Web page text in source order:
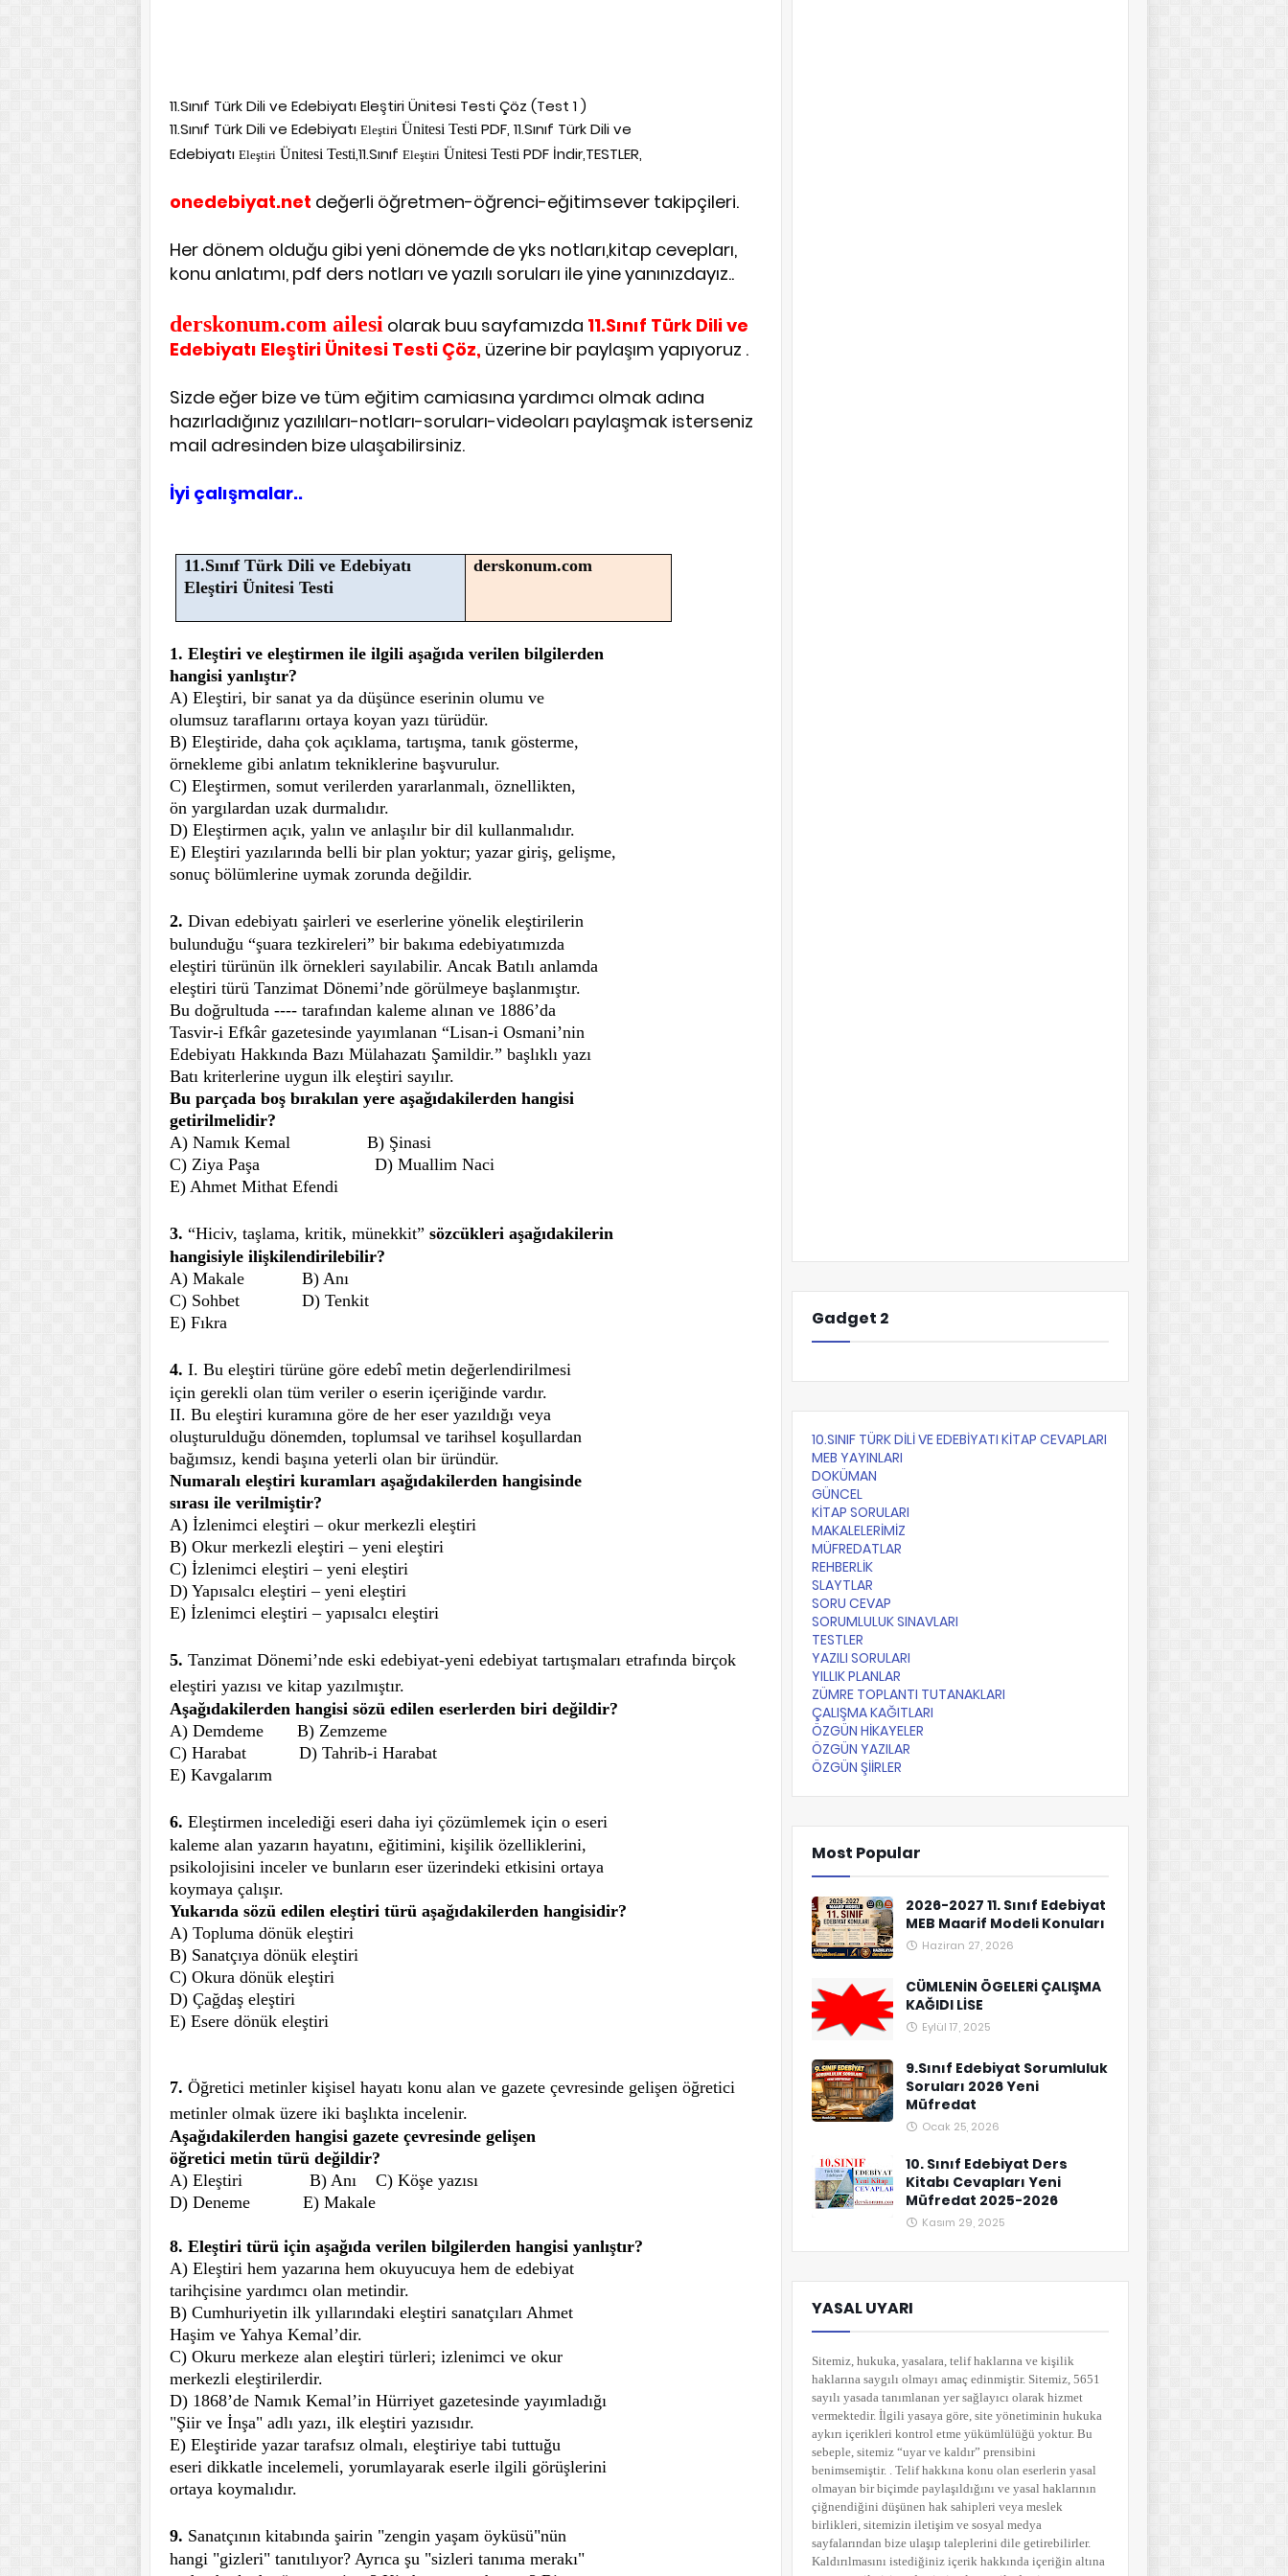
11.Sınıf Türk Dili ve Edebiyatı Eleştiri Ünitesi Testi Çöz (Test 1 )
11.Sınıf Türk Dili ve Edebiyatı Eleştiri Ünitesi Testi PDF, 11.Sınıf Türk Dili ve
Edebiyatı Eleştiri Ünitesi Testi,11.Sınıf Eleştiri Ünitesi Testi PDF İndir,TESTLER,
onedebiyat.net değerli öğretmen-öğrenci-eğitimsever takipçileri.
Her dönem olduğu gibi yeni dönemde de yks notları,kitap cevepları,
konu anlatımı, pdf ders notları ve yazılı soruları ile yine yanınızdayız..
derskonum.com ailesi olarak buu sayfamızda 11.Sınıf Türk Dili ve
Edebiyatı Eleştiri Ünitesi Testi Çöz, üzerine bir paylaşım yapıyoruz .
Sizde eğer bize ve tüm eğitim camiasına yardımcı olmak adına
hazırladığınız yazılıları-notları-soruları-videoları paylaşmak isterseniz
mail adresinden bize ulaşabilirsiniz.
İyi çalışmalar..
11.Sınıf Türk Dili ve Edebiyatı
Eleştiri Ünitesi Testi
derskonum.com
1. Eleştiri ve eleştirmen ile ilgili aşağıda verilen bilgilerden
hangisi yanlıştır?
A) Eleştiri, bir sanat ya da düşünce eserinin olumu ve
olumsuz taraflarını ortaya koyan yazı türüdür.
B) Eleştiride, daha çok açıklama, tartışma, tanık gösterme,
örnekleme gibi anlatım tekniklerine başvurulur.
C) Eleştirmen, somut verilerden yararlanmalı, öznellikten,
ön yargılardan uzak durmalıdır.
D) Eleştirmen açık, yalın ve anlaşılır bir dil kullanmalıdır.
E) Eleştiri yazılarında belli bir plan yoktur; yazar giriş, gelişme,
sonuç bölümlerine uymak zorunda değildir.
2. Divan edebiyatı şairleri ve eserlerine yönelik eleştirilerin
bulunduğu “şuara tezkireleri” bir bakıma edebiyatımızda
eleştiri türünün ilk örnekleri sayılabilir. Ancak Batılı anlamda
eleştiri türü Tanzimat Dönemi’nde görülmeye başlanmıştır.
Bu doğrultuda ---- tarafından kaleme alınan ve 1886’da
Tasvir-i Efkâr gazetesinde yayımlanan “Lisan-i Osmani’nin
Edebiyatı Hakkında Bazı Mülahazatı Şamildir.” başlıklı yazı
Batı kriterlerine uygun ilk eleştiri sayılır.
Bu parçada boş bırakılan yere aşağıdakilerden hangisi
getirilmelidir?
A) Namık Kemal
B) Şinasi
C) Ziya Paşa
D) Muallim Naci
E) Ahmet Mithat Efendi
3. “Hiciv, taşlama, kritik, münekkit” sözcükleri aşağıdakilerin
hangisiyle ilişkilendirilebilir?
A) Makale
B) Anı
C) Sohbet
D) Tenkit
E) Fıkra
4. I. Bu eleştiri türüne göre edebî metin değerlendirilmesi
için gerekli olan tüm veriler o eserin içeriğinde vardır.
II. Bu eleştiri kuramına göre de her eser yazıldığı veya
oluşturulduğu dönemden, toplumsal ve tarihsel koşullardan
bağımsız, kendi başına yeterli olan bir üründür.
Numaralı eleştiri kuramları aşağıdakilerden hangisinde
sırası ile verilmiştir?
A) İzlenimci eleştiri – okur merkezli eleştiri
B) Okur merkezli eleştiri – yeni eleştiri
C) İzlenimci eleştiri – yeni eleştiri
D) Yapısalcı eleştiri – yeni eleştiri
E) İzlenimci eleştiri – yapısalcı eleştiri
5. Tanzimat Dönemi’nde eski edebiyat-yeni edebiyat tartışmaları etrafında birçok
eleştiri yazısı ve kitap yazılmıştır.
Aşağıdakilerden hangisi sözü edilen eserlerden biri değildir?
A) Demdeme
B) Zemzeme
C) Harabat
D) Tahrib-i Harabat
E) Kavgalarım
6. Eleştirmen incelediği eseri daha iyi çözümlemek için o eseri
kaleme alan yazarın hayatını, eğitimini, kişilik özelliklerini,
psikolojisini inceler ve bunların eser üzerindeki etkisini ortaya
koymaya çalışır.
Yukarıda sözü edilen eleştiri türü aşağıdakilerden hangisidir?
A) Topluma dönük eleştiri
B) Sanatçıya dönük eleştiri
C) Okura dönük eleştiri
D) Çağdaş eleştiri
E) Esere dönük eleştiri
7. Öğretici metinler kişisel hayatı konu alan ve gazete çevresinde gelişen öğretici
metinler olmak üzere iki başlıkta incelenir.
Aşağıdakilerden hangisi gazete çevresinde gelişen
öğretici metin türü değildir?
A) Eleştiri
B) Anı
C) Köşe yazısı
D) Deneme
E) Makale
8. Eleştiri türü için aşağıda verilen bilgilerden hangisi yanlıştır?
A) Eleştiri hem yazarına hem okuyucuya hem de edebiyat
tarihçisine yardımcı olan metindir.
B) Cumhuriyetin ilk yıllarındaki eleştiri sanatçıları Ahmet
Haşim ve Yahya Kemal’dir.
C) Okuru merkeze alan eleştiri türleri; izlenimci ve okur
merkezli eleştirilerdir.
D) 1868’de Namık Kemal’in Hürriyet gazetesinde yayımladığı
"Şiir ve İnşa" adlı yazı, ilk eleştiri yazısıdır.
E) Eleştiride yazar tarafsız olmalı, eleştiriye tabi tuttuğu
eseri dikkatle incelemeli, yorumlayarak eserle ilgili görüşlerini
ortaya koymalıdır.
9. Sanatçının kitabında şairin "zengin yaşam öyküsü"nün
hangi "gizleri" tanıtılıyor? Ayrıca şu "sizleri tanıma merakı"
Gadget 2
10.SINIF TÜRK DİLİ VE EDEBİYATI KİTAP CEVAPLARI
MEB YAYINLARI
DOKÜMAN
GÜNCEL
KİTAP SORULARI
MAKALELERİMİZ
MÜFREDATLAR
REHBERLİK
SLAYTLAR
SORU CEVAP
SORUMLULUK SINAVLARI
TESTLER
YAZILI SORULARI
YILLIK PLANLAR
ZÜMRE TOPLANTI TUTANAKLARI
ÇALIŞMA KAĞITLARI
ÖZGÜN HİKAYELER
ÖZGÜN YAZILAR
ÖZGÜN ŞİİRLER
Most Popular
2026-2027 11. Sınıf Edebiyat
MEB Maarif Modeli Konuları
Haziran 27, 2026
CÜMLENİN ÖGELERİ ÇALIŞMA
KAĞIDI LİSE
Eylül 17, 2025
9.Sınıf Edebiyat Sorumluluk
Soruları 2026 Yeni
Müfredat
Ocak 25, 2026
10. Sınıf Edebiyat Ders
Kitabı Cevapları Yeni
Müfredat 2025-2026
Kasım 29, 2025
YASAL UYARI
Sitemiz, hukuka, yasalara, telif haklarına ve kişilik
haklarına saygılı olmayı amaç edinmiştir. Sitemiz, 5651
sayılı yasada tanımlanan yer sağlayıcı olarak hizmet
vermektedir. İlgili yasaya göre, site yönetiminin hukuka
aykırı içerikleri kontrol etme yükümlülüğü yoktur. Bu
sebeple, sitemiz “uyar ve kaldır” prensibini
benimsemiştir. . Telif hakkına konu olan eserlerin yasal
olmayan bir biçimde paylaşıldığını ve yasal haklarının
çiğnendiğini düşünen hak sahipleri veya meslek
birlikleri, sitemizin iletişim ve sosyal medya
sayfalarından bize ulaşıp taleplerini dile getirebilirler.
Kaldırılmasını istediğiniz içerik hakkında içeriğin altına